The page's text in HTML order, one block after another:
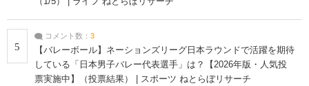
5
コメント数： 3
【バレーボール】ネーションズリーグ日本ラウンドで活躍を期待
している「日本男子バレー代表選手」は？【2026年版・人気投
票実施中】（投票結果） | スポーツ ねとらぼリサーチ